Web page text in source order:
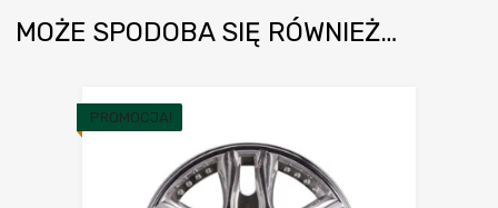
MOŻE SPODOBA SIĘ RÓWNIEŻ…
PROMOCJA!